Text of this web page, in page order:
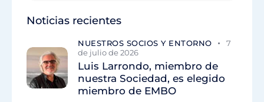
Noticias recientes
NUESTROS SOCIOS Y ENTORNO
7
de julio de 2026
Luis Larrondo, miembro de
nuestra Sociedad, es elegido
miembro de EMBO